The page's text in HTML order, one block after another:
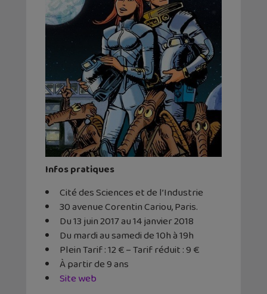
Infos pratiques
Cité des Sciences et de l’Industrie
30 avenue Corentin Cariou, Paris.
Du 13 juin 2017 au 14 janvier 2018
Du mardi au samedi de 10h à 19h
Plein Tarif : 12 € – Tarif réduit : 9 €
À partir de 9 ans
Site web